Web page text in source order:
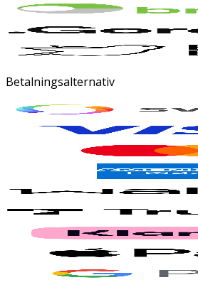
Betalningsalternativ